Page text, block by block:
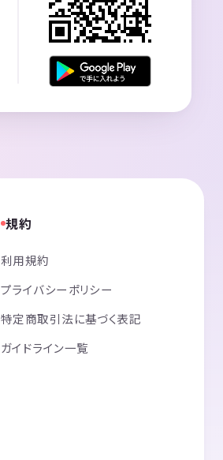
規約
利用規約
プライバシーポリシー
特定商取引法に基づく表記
ガイドライン一覧